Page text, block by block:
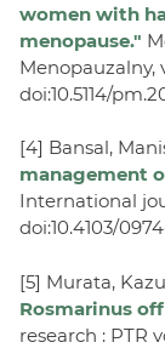
women with
menopause."
Menopauzalny,
doi:10.5114/
[4] Bansal,
management
International
doi:10.4103/
[5] Murata,
Rosmarinus
research : PTR